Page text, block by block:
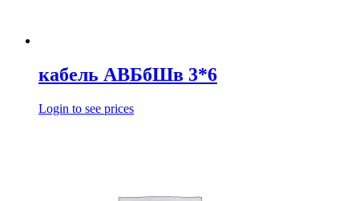
кабель АВБбШв 3*6
Login to see prices